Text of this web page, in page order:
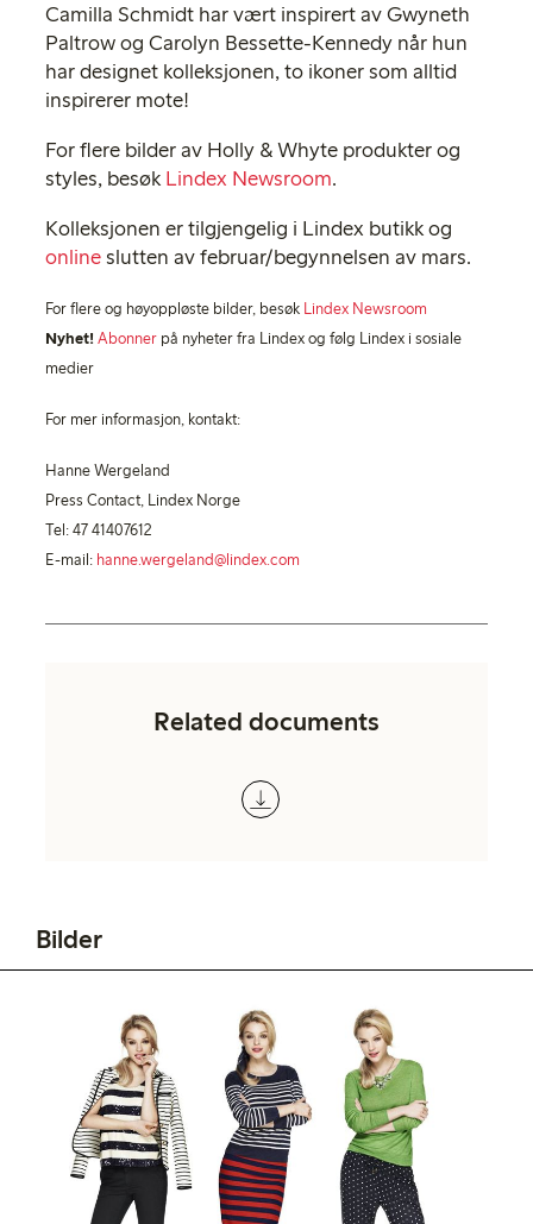
Camilla Schmidt har vært inspirert av Gwyneth
Paltrow og Carolyn Bessette-Kennedy når hun
har designet kolleksjonen, to ikoner som alltid
inspirerer mote!
For flere bilder av Holly & Whyte produkter og
styles, besøk Lindex Newsroom.
Kolleksjonen er tilgjengelig i Lindex butikk og
onlineslutten av februar/begynnelsen av mars.
For flere og høyoppløste bilder, besøk Lindex Newsroom
Nyhet! Abonner på nyheter fra Lindex og følg Lindex i sosiale
medier
For mer informasjon, kontakt:
Hanne Wergeland
Press Contact, Lindex Norge
Tel: 47 41407612
E-mail: hanne.wergeland@lindex.com
Related documents
Bilder